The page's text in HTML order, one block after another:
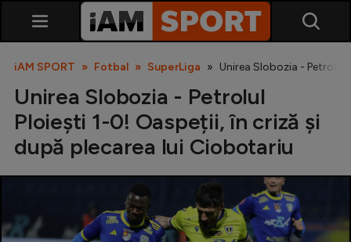
SuperLiga
Liga 2
iAM SPORT Fotbal SuperLiga Unirea Slobozia - Petrolul
Unirea Slobozia - Petrolul
Ploiești 1-0! Oaspeții, în criză și
după plecarea lui Ciobotariu